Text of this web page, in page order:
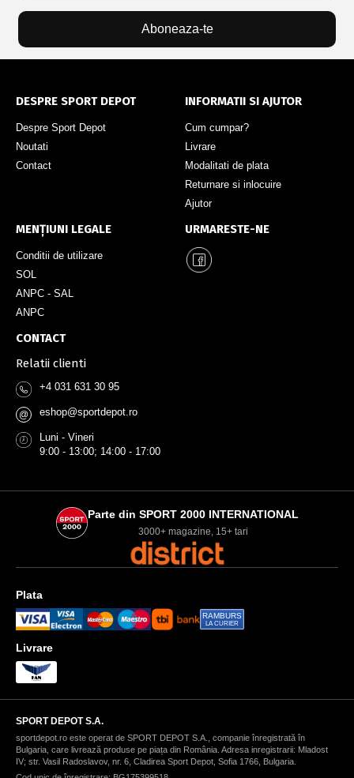
Aboneaza-te
DESPRE SPORT DEPOT
Despre Sport Depot
Noutati
Contact
INFORMATII SI AJUTOR
Cum cumpar?
Livrare
Modalitati de plata
Returnare si inlocuire
Ajutor
MENȚIUNI LEGALE
Conditii de utilizare
SOL
ANPC - SAL
ANPC
URMARESTE-NE
CONTACT
Relatii clienti
+4 031 631 30 95
@ eshop@sportdepot.ro
Luni - Vineri
9:00 - 13:00; 14:00 - 17:00
Parte din SPORT 2000 INTERNATIONAL
3000+ magazine, 15+ tari
Plata
RAMBURS
LA CURIER
Livrare
SPORT DEPOT S.A.
sportdepot.ro este operat de SPORT DEPOT S.A., companie înregistrată în
Bulgaria, care livrează produse pe piața din România. Adresa inregistrarii: Mladost
IV; str. Vasil Radoslavov, nr. 6, Cladirea Sport Depot, Sofia 1766, Bulgaria.